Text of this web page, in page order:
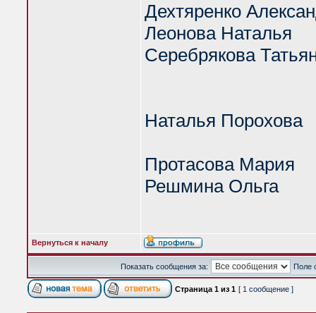
Дехтяренко
Леонова Наталья
Серебрякова
Наталья Порохова
Протасова Мария
Решмина Ольга
Вернуться к началу
Показать сообщения за: Поле
Страница 1 из 1 [ 1 сообщение ]